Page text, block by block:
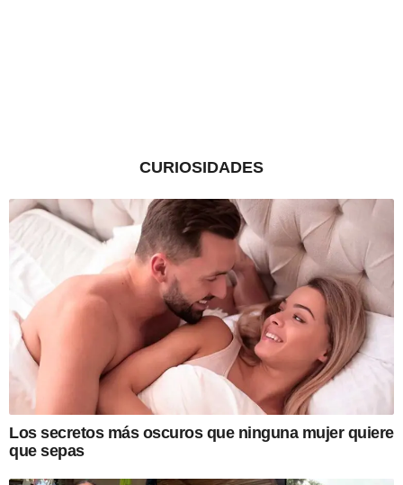
CURIOSIDADES
Los secretos más oscuros que ninguna mujer quiere
que sepas